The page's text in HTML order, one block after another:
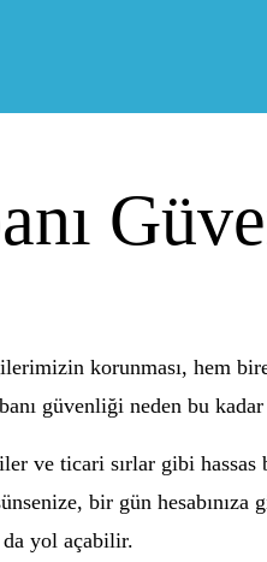
korunması, hem
güvenliği neden bu
ve ticari sırlar gibi
bir gün hesabınıza
da yol açabilir.